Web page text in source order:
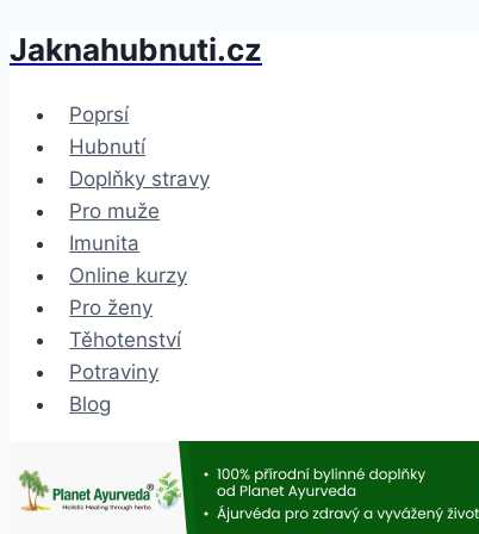
Přeskočit
obsah
Jaknahubnuti.cz
Poprsí
Hubnutí
Doplňky stravy
Pro muže
Imunita
Online kurzy
Pro ženy
Těhotenství
Potraviny
Blog